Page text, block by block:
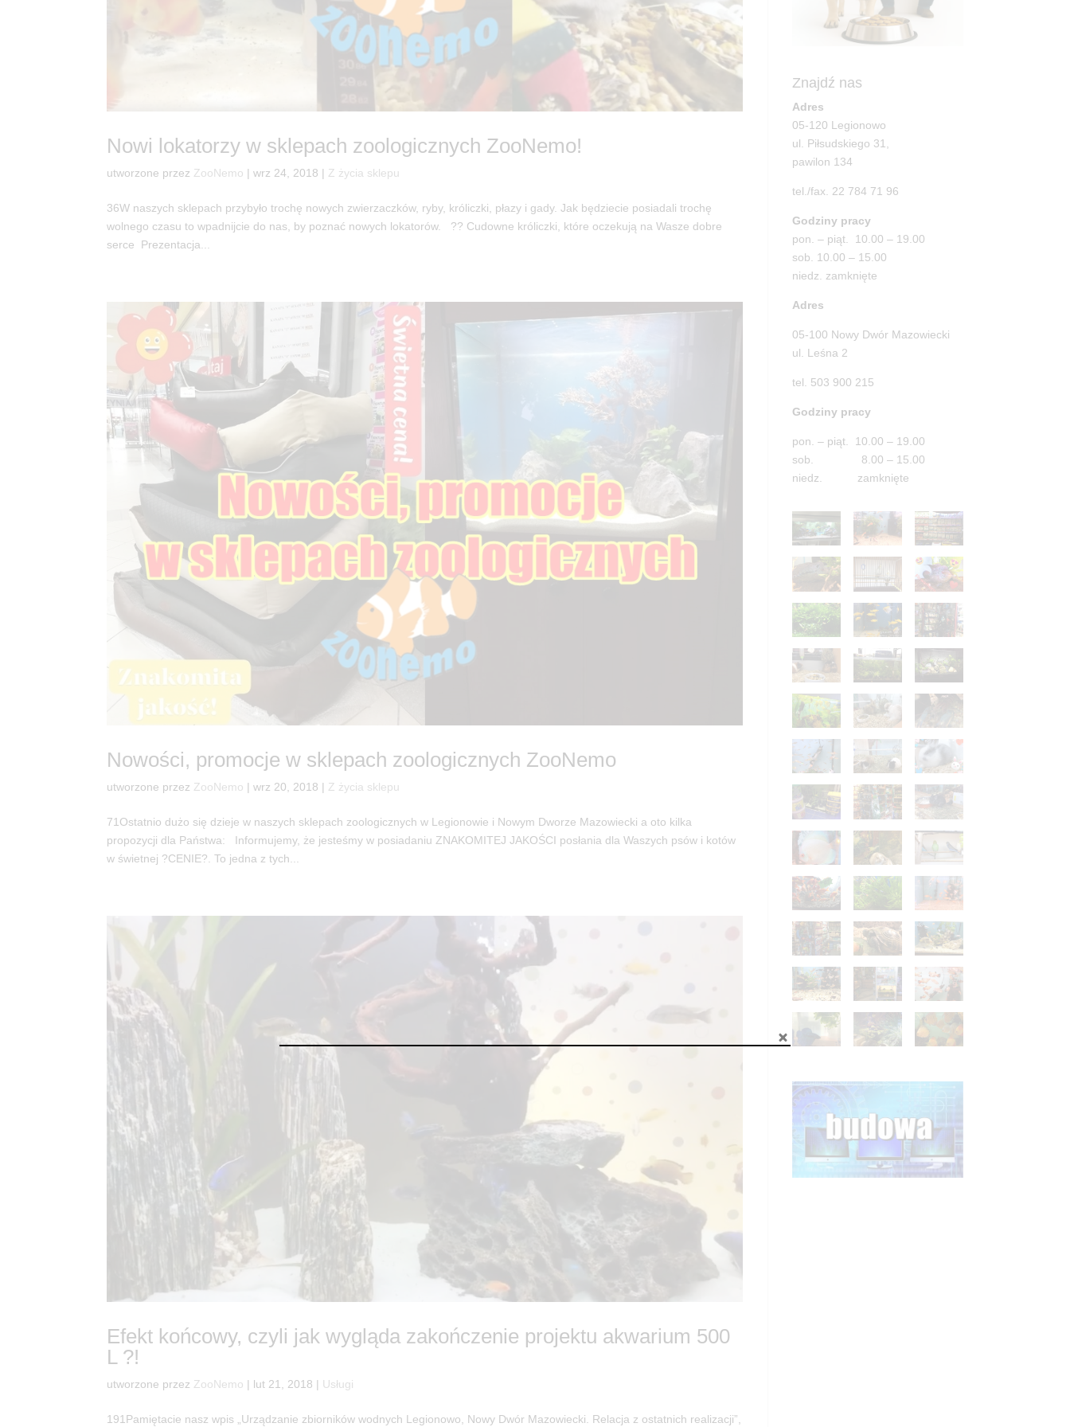
Nowi lokatorzy w sklepach zoologicznych ZooNemo!
utworzone przez ZooNemo |wrz 24, 2018 | Z życia sklepu
36W naszych sklepach przybyło trochę nowych zwierzaczków, ryby, króliczki, płazy i gady. Jak będziecie posiadali trochę
wolnego czasu to wpadnijcie do nas, by poznać nowych lokatorów. ?? Cudowne króliczki, które oczekują na Wasze dobre
serce Prezentacja...
Nowości, promocje w sklepach zoologicznych ZooNemo
utworzone przez ZooNemo |wrz 20, 2018 | Z życia sklepu
71Ostatnio dużo się dzieje w naszych sklepach zoologicznych w Legionowie i Nowym Dworze Mazowiecki a oto kilka
propozycji dla Państwa: Informujemy, że jesteśmy w posiadaniu ZNAKOMITEJ JAKOŚCI posłania dla Waszych psów i kotów
w świetnej ?CENIE?. To jedna z tych...
Efekt końcowy, czyli jak wygląda zakończenie projektu akwarium 500
L ?!
utworzone przez ZooNemo | lut 21, 2018 | Usługi
191Pamiętacie nasz wpis „Urządzanie zbiorników wodnych Legionowo, Nowy Dwór Mazowiecki. Relacja z ostatnich realizacji”,
Znajdź nas
Adres
05-120 Legionowo
ul. Piłsudskiego 31,
pawilon 134
tel./fax. 22 784 71 96
Godziny pracy
pon. – piąt. 10.00 – 19.00
sob. 10.00 – 15.00
niedz. zamknięte
Adres
05-100 Nowy Dwór Mazowiecki
ul. Leśna 2
tel. 503 900 215
Godziny pracy
pon. – piąt. 10.00 – 19.00
sob. 8.00 – 15.00
niedz. zamknięte